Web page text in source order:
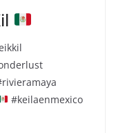
#keilaenmexico